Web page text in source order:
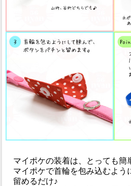
マイポケの装着は、とっても簡
マイポケで首輪を包み込むよう
留めるだけ♪